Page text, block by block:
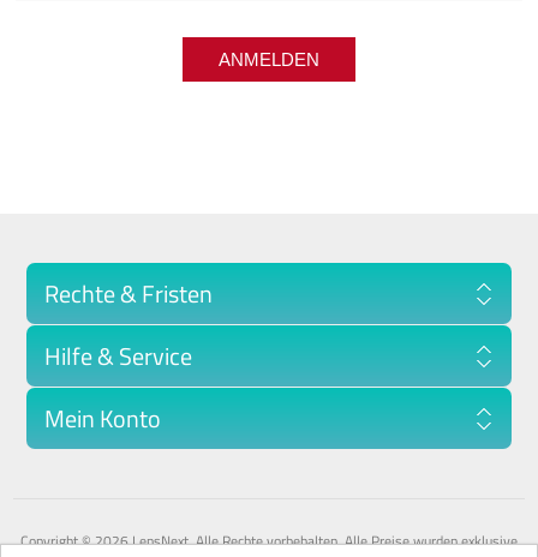
Rechte & Fristen
Hilfe & Service
Mein Konto
Copyright © 2026 LensNext. Alle Rechte vorbehalten.Alle Preise wurden exklusive